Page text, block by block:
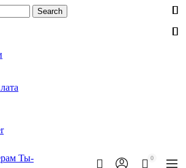
Search
0